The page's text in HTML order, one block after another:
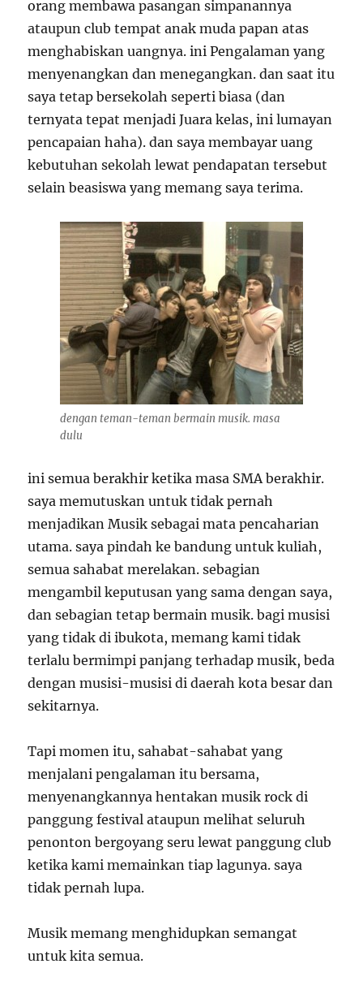
orang membawa pasangan simpanannya
ataupun club tempat anak muda papan atas
menghabiskan uangnya. ini Pengalaman yang
menyenangkan dan menegangkan. dan saat itu
saya tetap bersekolah seperti biasa (dan
ternyata tepat menjadi Juara kelas, ini lumayan
pencapaian haha). dan saya membayar uang
kebutuhan sekolah lewat pendapatan tersebut
selain beasiswa yang memang saya terima.
dengan teman-teman bermain musik. masa
dulu
ini semua berakhir ketika masa SMA berakhir.
saya memutuskan untuk tidak pernah
menjadikan Musik sebagai mata pencaharian
utama. saya pindah ke bandung untuk kuliah,
semua sahabat merelakan. sebagian
mengambil keputusan yang sama dengan saya,
dan sebagian tetap bermain musik. bagi musisi
yang tidak di ibukota, memang kami tidak
terlalu bermimpi panjang terhadap musik, beda
dengan musisi-musisi di daerah kota besar dan
sekitarnya.
Tapi momen itu, sahabat-sahabat yang
menjalani pengalaman itu bersama,
menyenangkannya hentakan musik rock di
panggung festival ataupun melihat seluruh
penonton bergoyang seru lewat panggung club
ketika kami memainkan tiap lagunya. saya
tidak pernah lupa.
Musik memang menghidupkan semangat
untuk kita semua.